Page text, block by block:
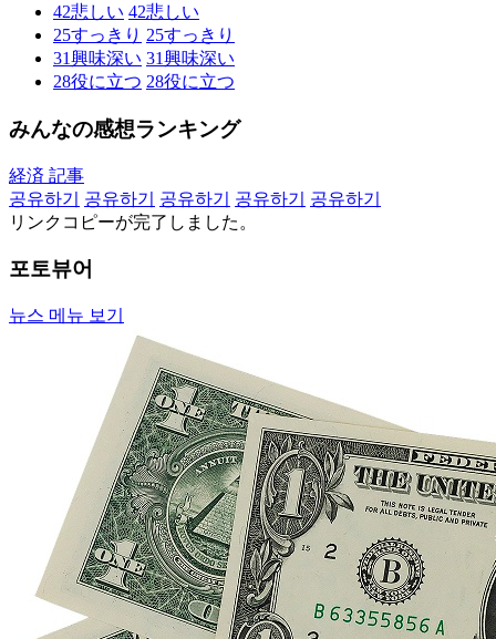
42悲しい 42悲しい
25すっきり 25すっきり
31興味深い 31興味深い
28役に立つ 28役に立つ
みんなの感想ランキング
経済 記事
공유하기
공유하기 공유하기 공유하기
공유하기
リンクコピーが完了しました。
포토뷰어
뉴스 메뉴 보기